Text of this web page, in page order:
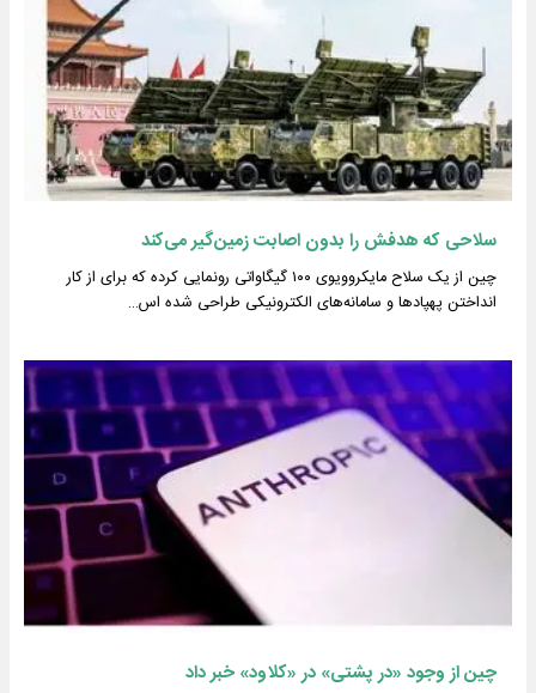
سلاحی که هدفش را بدون اصابت زمین‌گیر می‌کند
چین از یک سلاح مایکروویوی ۱۰۰ گیگاواتی رونمایی کرده که برای از کار
انداختن پهپادها و سامانه‌های الکترونیکی طراحی شده اس…
چین از وجود «در پشتی» در «کلاود» خبر داد